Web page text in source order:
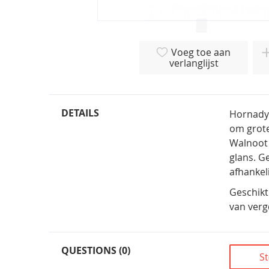
afbeeldingen-
gallerij
Voeg toe aan
verlanglijst
DETAILS
om
glans.
van
QUESTIONS (0)